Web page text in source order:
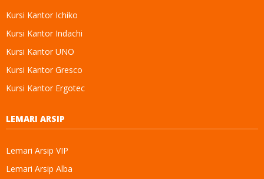
Kursi Kantor Ichiko
Kursi Kantor Indachi
Kursi Kantor UNO
Kursi Kantor Gresco
Kursi Kantor Ergotec
LEMARI ARSIP
Lemari Arsip VIP
Lemari Arsip Alba